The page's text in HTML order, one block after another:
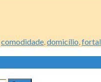
comodidade domicílio